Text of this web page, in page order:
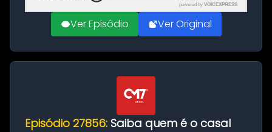
powered by VOICEXPRESS
Ver Episódio Ver Original
Episódio 27856: Saiba quem é o casal